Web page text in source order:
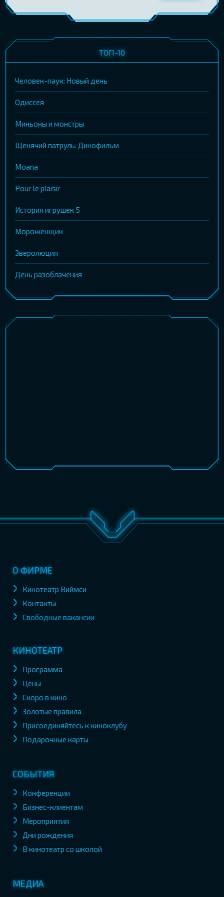
ТОП-10
Человек-паук: Новый день
Одиссея
Миньоны и монстры
Щенячий патруль: Динофильм
Moana
Pour le plaisir
История игрушек 5
Мороженщик
Зверолюция
День разоблачения
О ФИРМЕ
Кинотеатр Виймси
Контакты
Свободные вакансии
КИНОТЕАТР
Программа
Цены
Скоро в кино
Золотые правила
Присоединяйтесь к киноклубу
Подарочные карты
СОБЫТИЯ
Конференции
Бизнес-клиентам
Мероприятия
Дни рождения
В кинотеатр со школой
МЕДИА